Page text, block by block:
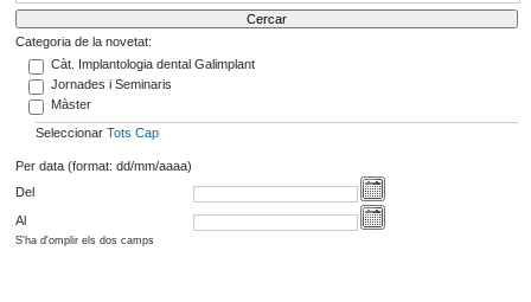
Categoria de la novetat:
Càt. Implantologia dental Galimplant
Jornades i Seminaris
Màster
Seleccionar Tots Cap
Per data (format: dd/mm/aaaa)
Del
Al
S'ha d'omplir els dos camps